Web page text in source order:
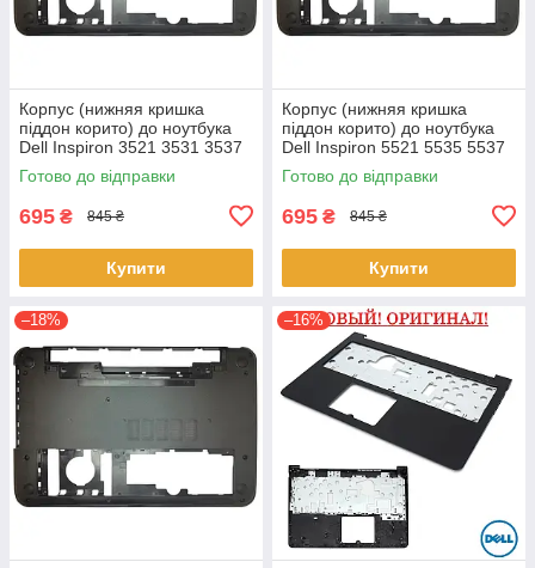
Корпус (нижняя кришка
піддон корито) до ноутбука
Dell Inspiron 3521 3531 3537
(0YXMG9, AP0ZG000200)
Готово до відправки
695 ₴ 845 ₴
Купити
Корпус (нижняя кришка
піддон корито) до ноутбука
Dell Inspiron 5521 5535 5537
(0YXMG9, AP0ZG000200)
Готово до відправки
695 ₴ 845 ₴
Купити
–18% –16%